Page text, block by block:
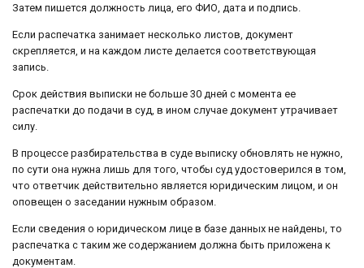
Затем пишется должность лица, его ФИО, дата и подпись.
Если распечатка занимает несколько листов, документ
скрепляется, и на каждом листе делается соответствующая
запись.
Срок действия выписки не больше 30 дней с момента ее
распечатки до подачи в суд, в ином случае документ утрачивает
силу.
В процессе разбирательства в суде выписку обновлять не нужно,
по сути она нужна лишь для того, чтобы суд удостоверился в том,
что ответчик действительно является юридическим лицом, и он
оповещен о заседании нужным образом.
Если сведения о юридическом лице в базе данных не найдены, то
распечатка с таким же содержанием должна быть приложена к
документам.